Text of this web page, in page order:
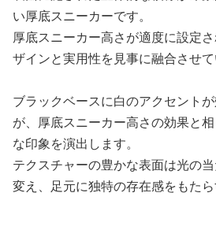
い厚底スニーカーです。
厚底スニーカー高さが適度に設定
ザインと実用性を見事に融合させて
ブラックベースに白のアクセント
が、厚底スニーカー高さの効果と
な印象を演出します。
テクスチャーの豊かな表面は光の
変え、足元に独特の存在感をもたら